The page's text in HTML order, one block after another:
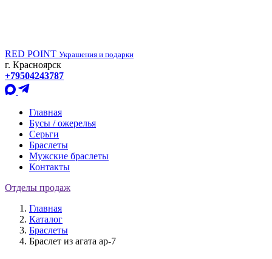
RED POINT Украшения и подарки
г. Красноярск
+79504243787
Главная
Бусы / ожерелья
Серьги
Браслеты
Мужские браслеты
Контакты
Отделы продаж
Главная
Каталог
Браслеты
Браслет из агата ар-7